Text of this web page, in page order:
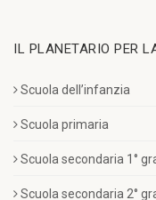
IL PLANETARIO PER
Scuola dell’infanzia
Scuola primaria
Scuola secondaria 1°
Scuola secondaria 2°